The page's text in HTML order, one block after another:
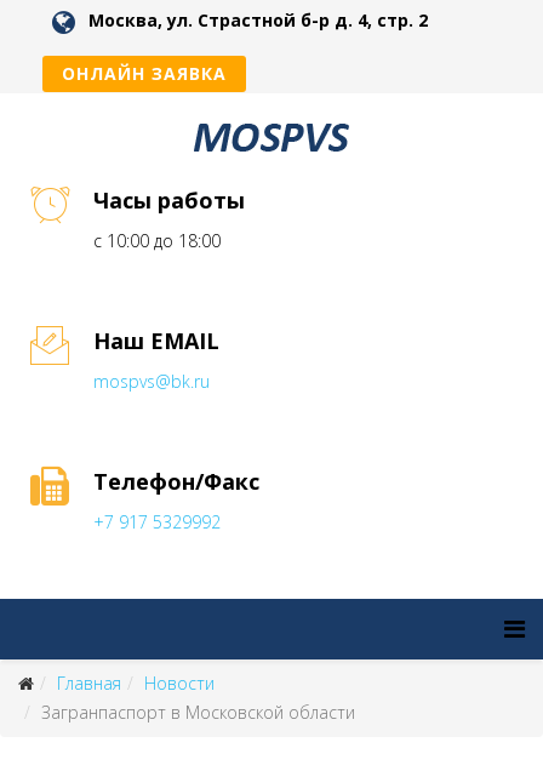
Москва, ул. Страстной б-р д. 4, стр. 2
ОНЛАЙН ЗАЯВКА
Часы работы
с 10:00 до 18:00
Наш EMAIL
mospvs@bk.ru
Телефон/Факс
+7 917 5329992
Главная
Новости
Загранпаспорт в Московской области